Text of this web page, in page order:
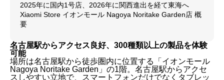
2025年に国内1号店、2026年に関西進出を経て東海へ
Xiaomi Store イオンモール Nagoya Noritake Garden店 概
要
名古屋駅からアクセス良好、300種類以上の製品を体験
可能
場所は名古屋駅から徒歩圏内に位置する「イオンモール
Nagoya Noritake Garden」の1階。名古屋駅からアクセ
スしやすい立地で、スマートフォンだけでなくタブレッ